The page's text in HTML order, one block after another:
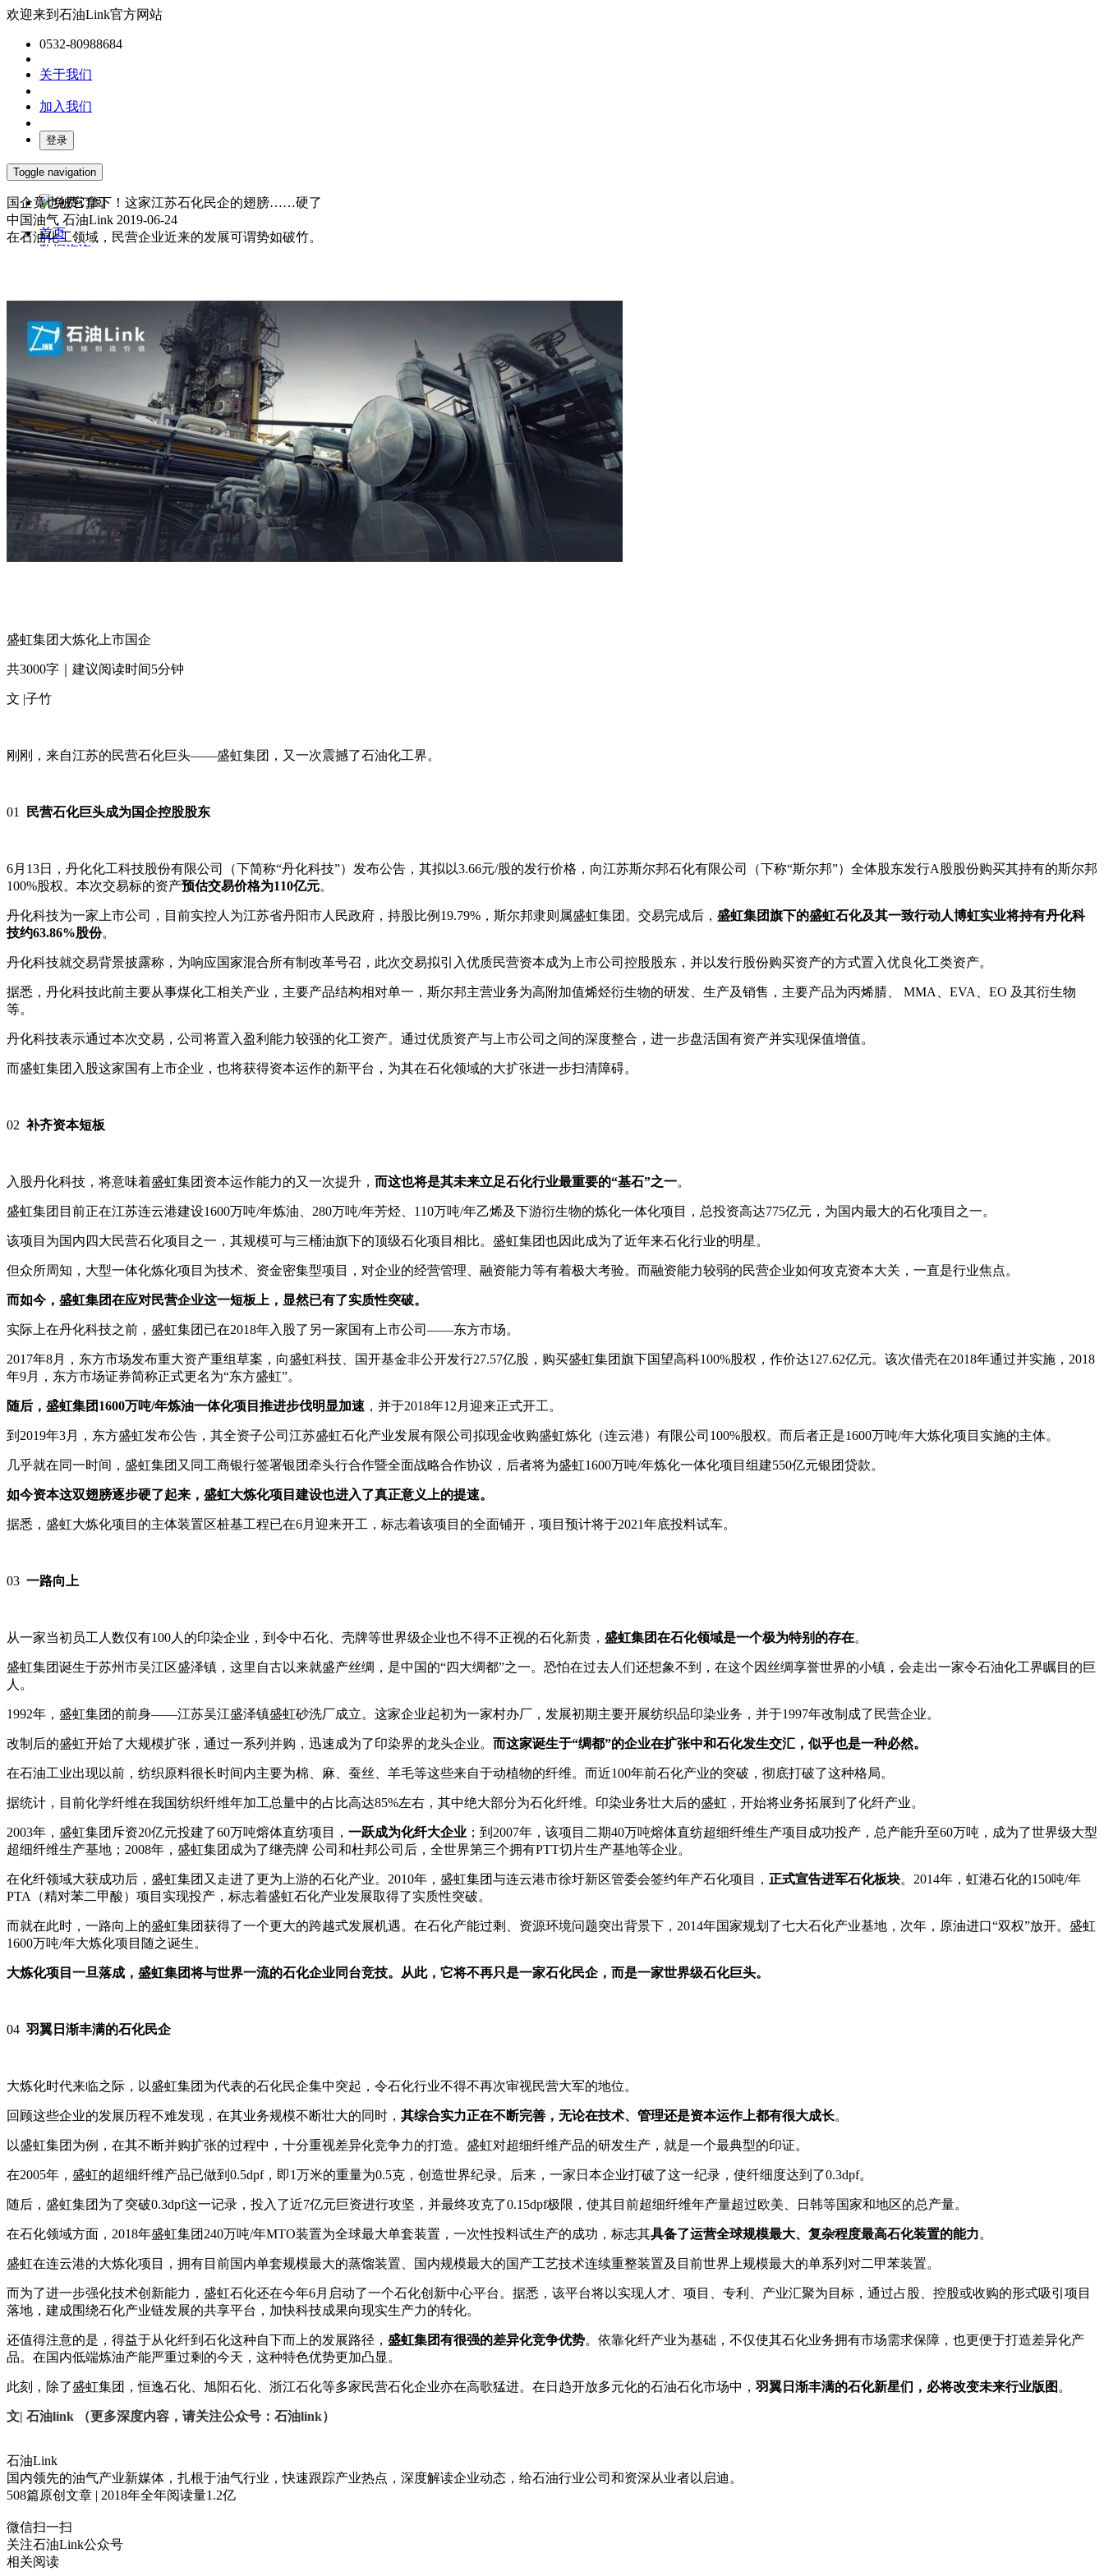
欢迎来到石油Link官方网站
0532-80988684
关于我们
加入我们
登录
Toggle navigation
免费订阅
首页
数据咨询
油气数字化
国企竟也被它拿下！这家江苏石化民企的翅膀……硬了
中国油气 石油Link 2019-06-24
在石油化工领域，民营企业近来的发展可谓势如破竹。
盛虹集团大炼化上市国企
共3000字｜建议阅读时间5分钟
文 |子竹
刚刚，来自江苏的民营石化巨头——盛虹集团，又一次震撼了石油化工界。
01 民营石化巨头成为国企控股股东
6月13日，丹化化工科技股份有限公司（下简称“丹化科技”）发布公告，其拟以3.66元/股的发行价格，向江苏斯尔邦石化有限公司（下称“斯尔邦”）全体股东发行A股股份购买其持有的斯尔邦
100%股权。本次交易标的资产预估交易价格为110亿元。
丹化科技为一家上市公司，目前实控人为江苏省丹阳市人民政府，持股比例19.79%，斯尔邦隶则属盛虹集团。交易完成后， 盛虹集团旗下的盛虹石化及其一致行动人博虹实业将持有丹化科
技约63.86%股份。
丹化科技就交易背景披露称，为响应国家混合所有制改革号召，此次交易拟引入优质民营资本成为上市公司控股股东，并以发行股份购买资产的方式置入优良化工类资产。
据悉，丹化科技此前主要从事煤化工相关产业，主要产品结构相对单一，斯尔邦主营业务为高附加值烯烃衍生物的研发、生产及销售，主要产品为丙烯腈、 MMA、EVA、EO 及其衍生物
等。
丹化科技表示通过本次交易，公司将置入盈利能力较强的化工资产。通过优质资产与上市公司之间的深度整合，进一步盘活国有资产并实现保值增值。
而盛虹集团入股这家国有上市企业，也将获得资本运作的新平台，为其在石化领域的大扩张进一步扫清障碍。
02 补齐资本短板
入股丹化科技，将意味着盛虹集团资本运作能力的又一次提升， 而这也将是其未来立足石化行业最重要的“基石”之一。
盛虹集团目前正在江苏连云港建设1600万吨/年炼油、280万吨/年芳烃、110万吨/年乙烯及下游衍生物的炼化一体化项目，总投资高达775亿元，为国内最大的石化项目之一。
该项目为国内四大民营石化项目之一，其规模可与三桶油旗下的顶级石化项目相比。盛虹集团也因此成为了近年来石化行业的明星。
但众所周知，大型一体化炼化项目为技术、资金密集型项目，对企业的经营管理、融资能力等有着极大考验。而融资能力较弱的民营企业如何攻克资本大关，一直是行业焦点。
而如今，盛虹集团在应对民营企业这一短板上，显然已有了实质性突破。
实际上在丹化科技之前，盛虹集团已在2018年入股了另一家国有上市公司——东方市场。
2017年8月，东方市场发布重大资产重组草案，向盛虹科技、国开基金非公开发行27.57亿股，购买盛虹集团旗下国望高科100%股权，作价达127.62亿元。该次借壳在2018年通过并实施，2018
年9月，东方市场证券简称正式更名为“东方盛虹”。
随后，盛虹集团1600万吨/年炼油一体化项目推进步伐明显加速 ，并于2018年12月迎来正式开工。
到2019年3月，东方盛虹发布公告，其全资子公司江苏盛虹石化产业发展有限公司拟现金收购盛虹炼化（连云港）有限公司100%股权。而后者正是1600万吨/年大炼化项目实施的主体。
几乎就在同一时间，盛虹集团又同工商银行签署银团牵头行合作暨全面战略合作协议，后者将为盛虹1600万吨/年炼化一体化项目组建550亿元银团贷款。
如今资本这双翅膀逐步硬了起来，盛虹大炼化项目建设也进入了真正意义上的提速。
据悉，盛虹大炼化项目的主体装置区桩基工程已在6月迎来开工，标志着该项目的全面铺开，项目预计将于2021年底投料试车。
03 一路向上
从一家当初员工人数仅有100人的印染企业，到令中石化、壳牌等世界级企业也不得不正视的石化新贵， 盛虹集团在石化领域是一个极为特别的存在。
盛虹集团诞生于苏州市吴江区盛泽镇，这里自古以来就盛产丝绸，是中国的“四大绸都”之一。恐怕在过去人们还想象不到，在这个因丝绸享誉世界的小镇，会走出一家令石油化工界瞩目的巨
人。
1992年，盛虹集团的前身——江苏吴江盛泽镇盛虹砂洗厂成立。这家企业起初为一家村办厂，发展初期主要开展纺织品印染业务，并于1997年改制成了民营企业。
改制后的盛虹开始了大规模扩张，通过一系列并购，迅速成为了印染界的龙头企业。 而这家诞生于“绸都”的企业在扩张中和石化发生交汇，似乎也是一种必然。
在石油工业出现以前，纺织原料很长时间内主要为棉、麻、蚕丝、羊毛等这些来自于动植物的纤维。而近100年前石化产业的突破，彻底打破了这种格局。
据统计，目前化学纤维在我国纺织纤维年加工总量中的占比高达85%左右，其中绝大部分为石化纤维。印染业务壮大后的盛虹，开始将业务拓展到了化纤产业。
2003年，盛虹集团斥资20亿元投建了60万吨熔体直纺项目， 一跃成为化纤大企业 ；到2007年，该项目二期40万吨熔体直纺超细纤维生产项目成功投产，总产能升至60万吨，成为了世界级大型
超细纤维生产基地；2008年，盛虹集团成为了继壳牌 公司和杜邦公司后，全世界第三个拥有PTT切片生产基地等企业。
在化纤领域大获成功后，盛虹集团又走进了更为上游的石化产业。2010年，盛虹集团与连云港市徐圩新区管委会签约年产石化项目， 正式宣告进军石化板块。2014年，虹港石化的150吨/年
PTA（精对苯二甲酸）项目实现投产，标志着盛虹石化产业发展取得了实质性突破。
而就在此时，一路向上的盛虹集团获得了一个更大的跨越式发展机遇。在石化产能过剩、资源环境问题突出背景下，2014年国家规划了七大石化产业基地，次年，原油进口“双权”放开。盛虹
1600万吨/年大炼化项目随之诞生。
大炼化项目一旦落成，盛虹集团将与世界一流的石化企业同台竞技。从此，它将不再只是一家石化民企，而是一家世界级石化巨头。
04 羽翼日渐丰满的石化民企
大炼化时代来临之际，以盛虹集团为代表的石化民企集中突起，令石化行业不得不再次审视民营大军的地位。
回顾这些企业的发展历程不难发现，在其业务规模不断壮大的同时， 其综合实力正在不断完善，无论在技术、管理还是资本运作上都有很大成长。
以盛虹集团为例，在其不断并购扩张的过程中，十分重视差异化竞争力的打造。盛虹对超细纤维产品的研发生产，就是一个最典型的印证。
在2005年，盛虹的超细纤维产品已做到0.5dpf，即1万米的重量为0.5克，创造世界纪录。后来，一家日本企业打破了这一纪录，使纤细度达到了0.3dpf。
随后，盛虹集团为了突破0.3dpf这一记录，投入了近7亿元巨资进行攻坚，并最终攻克了0.15dpf极限，使其目前超细纤维年产量超过欧美、日韩等国家和地区的总产量。
在石化领域方面，2018年盛虹集团240万吨/年MTO装置为全球最大单套装置，一次性投料试生产的成功，标志其具备了运营全球规模最大、复杂程度最高石化装置的能力。
盛虹在连云港的大炼化项目，拥有目前国内单套规模最大的蒸馏装置、国内规模最大的国产工艺技术连续重整装置及目前世界上规模最大的单系列对二甲苯装置。
而为了进一步强化技术创新能力，盛虹石化还在今年6月启动了一个石化创新中心平台。据悉，该平台将以实现人才、项目、专利、产业汇聚为目标，通过占股、控股或收购的形式吸引项目
落地，建成围绕石化产业链发展的共享平台，加快科技成果向现实生产力的转化。
还值得注意的是，得益于从化纤到石化这种自下而上的发展路径， 盛虹集团有很强的差异化竞争优势。依靠化纤产业为基础，不仅使其石化业务拥有市场需求保障，也更便于打造差异化产
品。在国内低端炼油产能严重过剩的今天，这种特色优势更加凸显。
此刻，除了盛虹集团，恒逸石化、旭阳石化、浙江石化等多家民营石化企业亦在高歌猛进。在日趋开放多元化的石油石化市场中， 羽翼日渐丰满的石化新星们，必将改变未来行业版图 。
文| 石油link （更多深度内容，请关注公众号：石油link）
石油Link
国内领先的油气产业新媒体，扎根于油气行业，快速跟踪产业热点，深度解读企业动态，给石油行业公司和资深从业者以启迪。
508篇原创文章 | 2018年全年阅读量1.2亿
微信扫一扫
关注石油Link公众号
相关阅读